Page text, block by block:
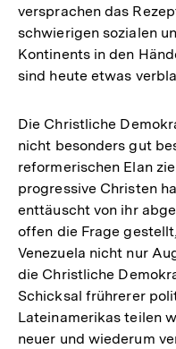
versprachen das
schwierigen sozialen
Kontinents in den
sind heute etwas
Die Christliche
nicht besonders gut
reformerischen Elan
progressive Christen
enttäuscht von ihr
offen die Frage
Venezuela nicht nur
die Christliche
Schicksal frührerer
Lateinamerikas teilen
neuer und wiederum